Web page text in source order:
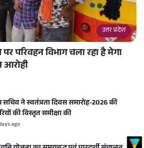
उत्तर प्रदेश
पर परिवहन विभाग चला रहा है मेगा
आरोही
ने स्वतंत्रता दिवस समारोह-2026 की
की विस्तृत समीक्षा की
ago